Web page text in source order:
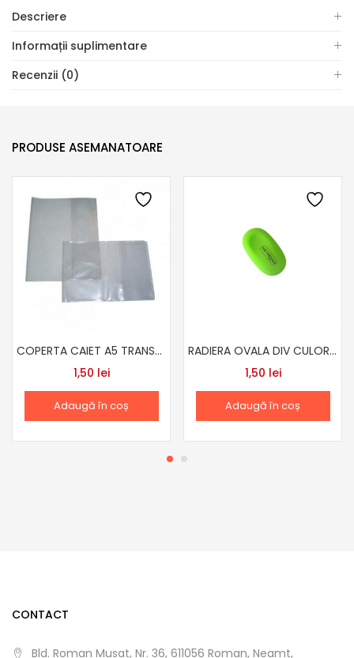
Descriere
Informații suplimentare
Recenzii (0)
PRODUSE ASEMANATOARE
COPERTA CAIET A5 TRANSPARENTA
1,50 lei
Adaugă în coș
RADIERA OVALA DIV CULORI KEYROAD
1,50 lei
Adaugă în coș
CONTACT
Bld. Roman Musat, Nr. 36, 611056 Roman, Neamt,